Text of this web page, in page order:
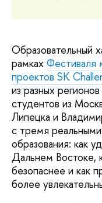
Образовательный
рамках Фестиваля
проектов SK
из разных
студентов из
Липецка и
с тремя
образования: как
Дальнем Востоке,
безопаснее и как
более